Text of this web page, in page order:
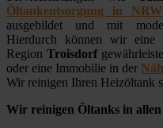
Öltankentsorgung in NRW
ausgebildet und mit
Hierdurch können wir eine
Region Troisdorf
oder eine Immobilie in der
Wir reinigen Ihren Heizöltank
Wir reinigen Öltanks in